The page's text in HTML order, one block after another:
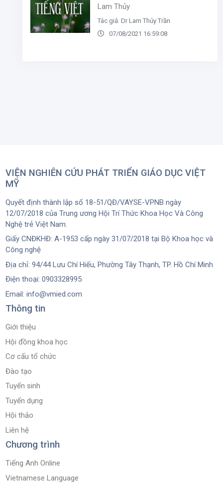
Lam Thủy
Tác giả: Dr Lam Thủy Trần
07/08/2021 16:59:08
VIỆN NGHIÊN CỨU PHÁT TRIỂN GIÁO DỤC VIỆT
MỸ
Quyết định thành lập số 18-51/QĐ/VAYSE-VPNB ngày
12/07/2018 của Trung ương Hội Trí Thức Khoa Học Và Công
Nghệ trẻ Việt Nam.
Giấy CNĐKHĐ: A-1953 cấp ngày 31/07/2018 tại Bộ Khoa học và
Công nghệ
Địa chỉ: 94/44 Lưu Chí Hiếu, Phường Tây Thạnh, TP. Hồ Chí Minh
Điện thoại: 0903328995
Email: info@vmied.com
Thông tin
Giới thiệu
Hội đồng khoa học
Cơ cấu tổ chức
Đào tạo
Tuyển sinh
Tuyển dụng
Hội thảo
Liên hệ
Chương trình
Tiếng Anh Online
Vietnamese Language